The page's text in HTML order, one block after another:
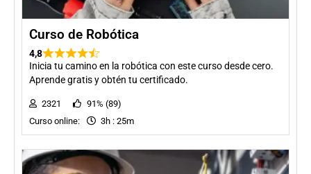
Curso de Robótica
4,8
Inicia tu camino en la robótica con este curso desde cero.
Aprende gratis y obtén tu certificado.
2321
91% (89)
Curso online:
3h : 25m